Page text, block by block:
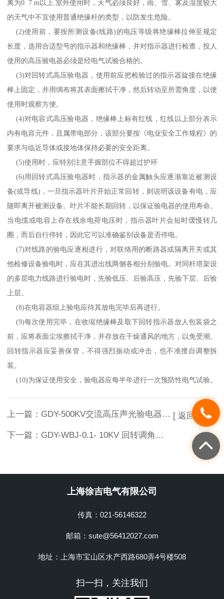
离为0. 7 m 以上 .室外使用时，天气必须良好，雨、雪、雾及湿度较大
的天气中不宜使用普通绝缘杆的类型，以防发生危险。
(2)使用前，要按所测设备(线路) 的电压等级将绝缘棒拉伸至规定
长度，选用合适型号的指示器和绝缘棒，并对指示器进行检查，投人
使用的高压验电器必须是经电气试验合格的。
(3)对回转式高压验电器，使用前应把检验过的指示器旋接在绝缘
棒上固定，并用绸布将其表面擦拭干净，然后转动至所需角度，以便
使用时观察方便。
(4)对电容式高压验电器，绝缘棒上标有红线，红线以上部分表示
内有电容元件，且属带电部分，该部分要按《电业安全工作规程》的
要求与临近导体或接地体保持必要的安全距离。
(5)使用时，应特别注意手握部位不得超过护环
(6) 用回转式高压验电器时，指示器的金属触头应逐渐靠近被测设
备(或导线) ，一旦指示器叶片开始正常回转，则说明该设备有电，应
随即离开被测设备。叶片不能长期回转，以保证验电器的使用寿命。
当电缆或电容上存在残余电荷电压时，指示器叶片会短时缓慢转几
圈，而后自行停转，因此它可以准确鉴别设备是否停电。
(7)对线路的验电应逐相进行，对联络用的断路器或隔离开关或其
他检修设备验电时，应在其进出线两侧各相分别验电。对同杆塔架设
的多层电力线路进行验电时，先验低压、后验高压，先验下层、后验
上层。
(8)在电容器组上验电应待其放电完毕后再进行。
(9)每次使用完毕，在收缩绝缘棒及取下回转指示器放人包装袋之
前，应将表面尘埃擦拭干净，并存放在干燥通风的地方，以免受潮。
回转指示器应妥善保管，不得强烈振动或冲击，也不准擅自调整拆
装。
(10)为保证使用安全，验电器应每半年进行一次预防性电气试验。
上一篇： GDY-500KV交流高压声光验电器GDY型折叠型验电器
下一篇： GDY-WBJ-0.1- 10KV 回转调角式验电器
[ 返回列表 ]
上海徐吉电气有限公司
传真：021-56146322
邮箱：sute@56412027.com
地址：上海市宝山区水产西路680弄4号楼508
扫一扫，关注我们